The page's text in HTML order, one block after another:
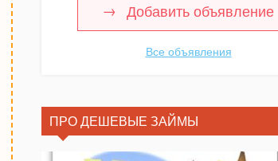
Добавить объявление
Все объявления
ПРО ДЕШЕВЫЕ ЗАЙМЫ